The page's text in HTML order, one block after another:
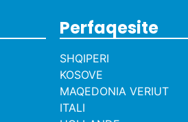
Perfaqesite
SHQIPERI
KOSOVE
MAQEDONIA VERIUT
ITALI